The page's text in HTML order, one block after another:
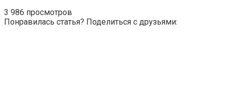
3 986 просмотров
Понравилась статья? Поделиться с друзьями: